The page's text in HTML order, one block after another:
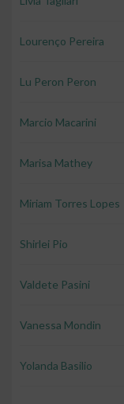
Lourenço Pereira
Lu Peron Peron
Marcio Macarini
Marisa Mathey
Miriam Torres Lopes
Shirlei Pio
Valdete Pasini
Vanessa Mondin
Yolanda Basilio